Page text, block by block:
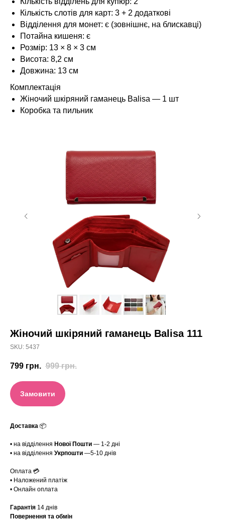
Кількість слотів для карт: 3 + 2 додаткові
Відділення для монет: є (зовнішнє, на блискавці)
Потайна кишеня: є
Розмір: 13 × 8 × 3 см
Висота: 8,2 см
Довжина: 13 см
Комплектація
Жіночий шкіряний гаманець Balisa — 1 шт
Коробка та пильник
Жіночий шкіряний гаманець Balisa 111
SKU: 5437
799 грн. 999 грн.
Замовити
Доставка 📦
• на відділення Нової Пошти — 1-2 дні
• на відділення Укрпошти —5-10 днів
Оплата 💳
• Наложений платіж
• Онлайн оплата
Гарантія 14 днів
Повернення та обмін